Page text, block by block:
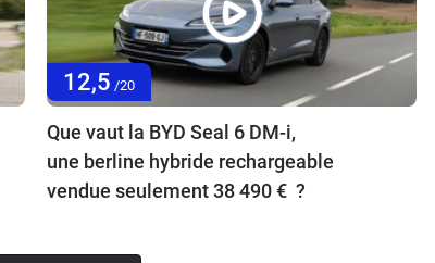
12,5 /20
Que vaut la BYD Seal 6 DM-i,
une berline hybride rechargeable
vendue seulement 38 490 € ?